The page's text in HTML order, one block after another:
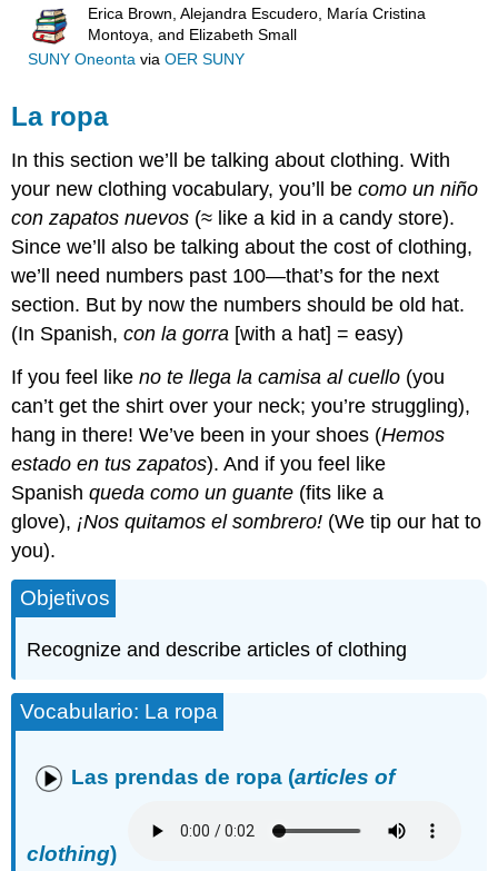
Erica Brown, Alejandra Escudero, María Cristina
Montoya, and Elizabeth Small
SUNY Oneontavia OER SUNY
La ropa
In this section we’ll be talking about clothing. With
your new clothing vocabulary, you’ll becomo un niño
con zapatos nuevos (≈ like a kid in a candy store).
Since we’ll also be talking about the cost of clothing,
we’ll need numbers past 100—that’s for the next
section. But by now the numbers should be old hat.
(In Spanish,con la gorra [with a hat] = easy)
If you feel likeno te llega la camisa al cuello (you
can’t get the shirt over your neck; you’re struggling),
hang in there! We’ve been in your shoes (Hemos
estado en tus zapatos). And if you feel like
Spanishqueda como un guante (fits like a
glove), ¡Nos quitamos el sombrero! (We tip our hat to
you).
Objetivos
Recognize and describe articles of clothing
Vocabulario: La ropa
Las prendas de ropa (articles of
clothing)